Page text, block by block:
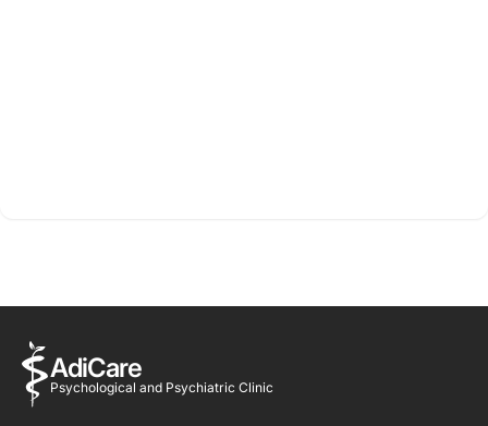
AdiCare
Psychological and Psychiatric Clinic